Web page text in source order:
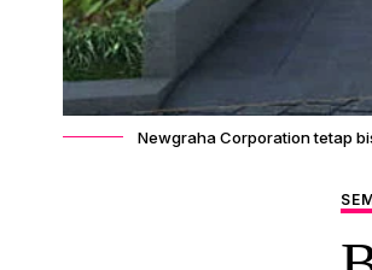
Newgraha Corporation tetap